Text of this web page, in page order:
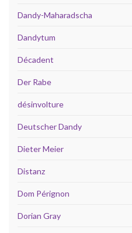
Dandy-Maharadscha
Dandytum
Décadent
Der Rabe
désinvolture
Deutscher Dandy
Dieter Meier
Distanz
Dom Pérignon
Dorian Gray